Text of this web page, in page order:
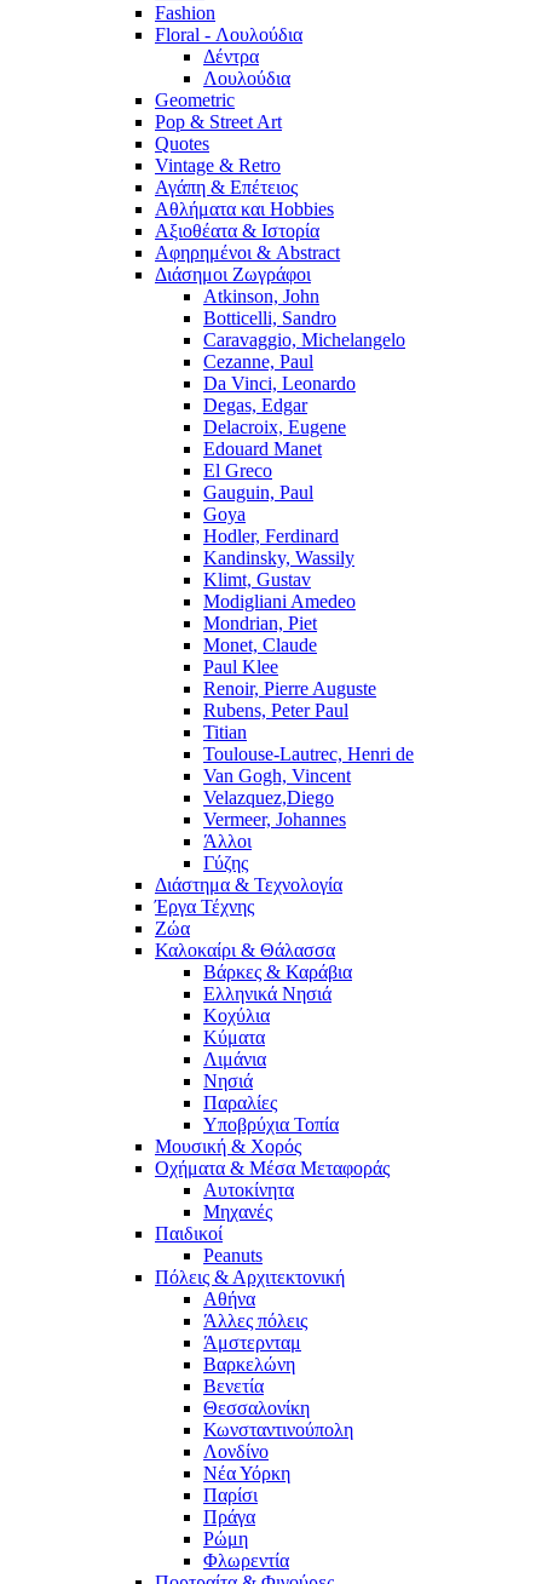
Fashion
Floral - Λουλούδια
Δέντρα
Λουλούδια
Geometric
Pop & Street Art
Quotes
Vintage & Retro
Αγάπη & Επέτειος
Αθλήματα και Hobbies
Αξιοθέατα & Ιστορία
Αφηρημένοι & Abstract
Διάσημοι Ζωγράφοι
Atkinson, John
Botticelli, Sandro
Caravaggio, Michelangelo
Cezanne, Paul
Da Vinci, Leonardo
Degas, Edgar
Delacroix, Eugene
Edouard Manet
El Greco
Gauguin, Paul
Goya
Hodler, Ferdinard
Kandinsky, Wassily
Klimt, Gustav
Modigliani Amedeo
Mondrian, Piet
Monet, Claude
Paul Klee
Renoir, Pierre Auguste
Rubens, Peter Paul
Titian
Toulouse-Lautrec, Henri de
Van Gogh, Vincent
Velazquez,Diego
Vermeer, Johannes
Άλλοι
Γύζης
Διάστημα & Τεχνολογία
Έργα Τέχνης
Ζώα
Καλοκαίρι & Θάλασσα
Βάρκες & Καράβια
Ελληνικά Νησιά
Κοχύλια
Κύματα
Λιμάνια
Νησιά
Παραλίες
Υποβρύχια Τοπία
Μουσική & Χορός
Οχήματα & Μέσα Μεταφοράς
Αυτοκίνητα
Μηχανές
Παιδικοί
Peanuts
Πόλεις & Αρχιτεκτονική
Αθήνα
Άλλες πόλεις
Άμστερνταμ
Βαρκελώνη
Βενετία
Θεσσαλονίκη
Κωνσταντινούπολη
Λονδίνο
Νέα Υόρκη
Παρίσι
Πράγα
Ρώμη
Φλωρεντία